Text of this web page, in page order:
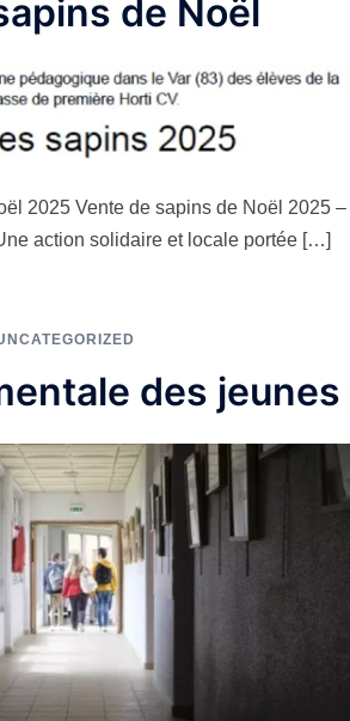
de Noël
2025 Vente de sapins de Noël 2025 –
action solidaire et locale portée […]
des jeunes